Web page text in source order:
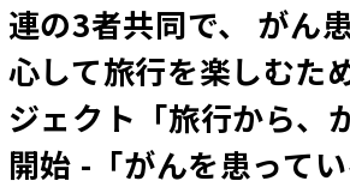
連の3者共同で、 がん
心して旅行を楽しむた
ジェクト「旅行から、
開始 -「がんを患ってい